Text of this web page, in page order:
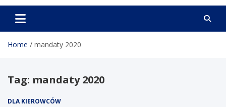
Home mandaty 2020
Tag: mandaty 2020
DLA KIEROWCÓW